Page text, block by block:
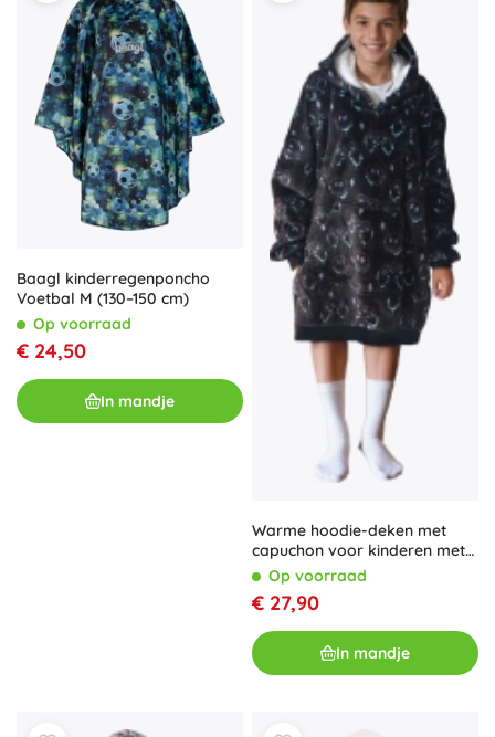
Baagl kinderregenponcho
Voetbal M (130–150 cm)
Op voorraad
€ 24,50
In mandje
Warme hoodie-deken met
capuchon voor kinderen met
gameprint
Op voorraad
€ 27,90
In mandje